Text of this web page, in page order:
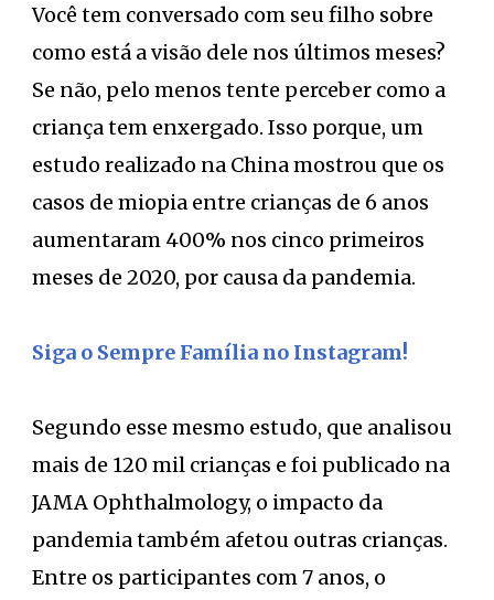
Você tem conversado com seu filho sobre
como está a visão dele nos últimos meses?
Se não, pelo menos tente perceber como a
criança tem enxergado. Isso porque, um
estudo realizado na China mostrou que os
casos de miopia entre crianças de 6 anos
aumentaram 400% nos cinco primeiros
meses de 2020, por causa da pandemia.
Siga o Sempre Família no Instagram!
Segundo esse mesmo estudo, que analisou
mais de 120 mil crianças e foi publicado na
JAMA Ophthalmology, o impacto da
pandemia também afetou outras crianças.
Entre os participantes com 7 anos, o